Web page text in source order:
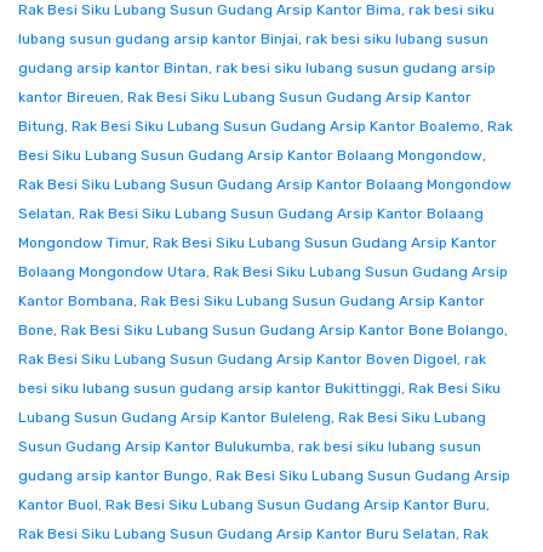
Rak Besi Siku Lubang Susun Gudang Arsip Kantor Bima, rak besi siku
lubang susun gudang arsip kantor Binjai, rak besi siku lubang susun
gudang arsip kantor Bintan, rak besi siku lubang susun gudang arsip
kantor Bireuen, Rak Besi Siku Lubang Susun Gudang Arsip Kantor
Bitung, Rak Besi Siku Lubang Susun Gudang Arsip Kantor Boalemo, Rak
Besi Siku Lubang Susun Gudang Arsip Kantor Bolaang Mongondow,
Rak Besi Siku Lubang Susun Gudang Arsip Kantor Bolaang Mongondow
Selatan, Rak Besi Siku Lubang Susun Gudang Arsip Kantor Bolaang
Mongondow Timur, Rak Besi Siku Lubang Susun Gudang Arsip Kantor
Bolaang Mongondow Utara, Rak Besi Siku Lubang Susun Gudang Arsip
Kantor Bombana, Rak Besi Siku Lubang Susun Gudang Arsip Kantor
Bone, Rak Besi Siku Lubang Susun Gudang Arsip Kantor Bone Bolango,
Rak Besi Siku Lubang Susun Gudang Arsip Kantor Boven Digoel, rak
besi siku lubang susun gudang arsip kantor Bukittinggi, Rak Besi Siku
Lubang Susun Gudang Arsip Kantor Buleleng, Rak Besi Siku Lubang
Susun Gudang Arsip Kantor Bulukumba, rak besi siku lubang susun
gudang arsip kantor Bungo, Rak Besi Siku Lubang Susun Gudang Arsip
Kantor Buol, Rak Besi Siku Lubang Susun Gudang Arsip Kantor Buru,
Rak Besi Siku Lubang Susun Gudang Arsip Kantor Buru Selatan, Rak